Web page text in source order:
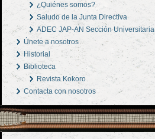
¿Quiénes somos?
Saludo de la Junta Directiva
ADEC JAP-AN Sección Universitaria
Únete a nosotros
Historial
Biblioteca
Revista Kokoro
Contacta con nosotros